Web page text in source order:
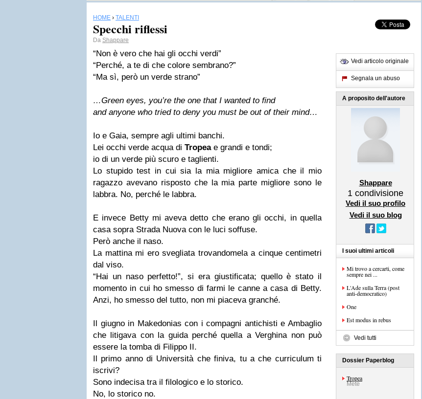
HOME › TALENTI
Specchi riflessi
Da Shappare
“Non è vero che hai gli occhi verdi”
“Perché, a te di che colore sembrano?”
“Ma sì, però un verde strano”
…Green eyes, you’re the one that I wanted to find
and anyone who tried to deny you must be out of their mind…
Io e Gaia, sempre agli ultimi banchi.
Lei occhi verde acqua di Tropeae grandi e tondi;
io di un verde più scuro e taglienti.
Lo stupido test in cui sia la mia migliore amica che il mio
ragazzo avevano risposto che la mia parte migliore sono le
labbra. No, perché le labbra.
E invece Betty mi aveva detto che erano gli occhi, in quella
casa sopra Strada Nuova con le luci soffuse.
Però anche il naso.
La mattina mi ero svegliata trovandomela a cinque centimetri
dal viso.
“Hai un naso perfetto!”, si era giustificata; quello è stato il
momento in cui ho smesso di farmi le canne a casa di Betty.
Anzi, ho smesso del tutto, non mi piaceva granché.
Il giugno in Makedonias con i compagni antichisti e Ambaglio
che litigava con la guida perché quella a Verghina non può
essere la tomba di Filippo II.
Il primo anno di Università che finiva, tu a che curriculum ti
iscrivi?
Sono indecisa tra il filologico e lo storico.
No, lo storico no.
Vedi articolo originale
Segnala un abuso
A proposito dell'autore
Shappare
1 condivisione
Vedi il suo profilo
Vedi il suo blog
I suoi ultimi articoli
Mi trovo a cercarti, come
sempre nei ...
L'Ade sulla Terra (post
anti-democratico)
One
Est modus in rebus
Vedi tutti
Dossier Paperblog
Tropea
Mete